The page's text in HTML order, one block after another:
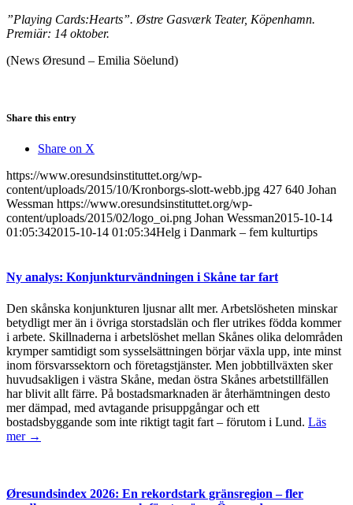
”Playing Cards:Hearts”. Østre Gasværk Teater, Köpenhamn.
Premiär: 14 oktober.
(News Øresund – Emilia Söelund)
Share this entry
Share on X
https://www.oresundsinstituttet.org/wp-
content/uploads/2015/10/Kronborgs-slott-webb.jpg 427 640 Johan
Wessman https://www.oresundsinstituttet.org/wp-
content/uploads/2015/02/logo_oi.png Johan Wessman2015-10-14
01:05:342015-10-14 01:05:34Helg i Danmark – fem kulturtips
Ny analys: Konjunkturvändningen i Skåne tar fart
Den skånska konjunkturen ljusnar allt mer. Arbetslösheten minskar
betydligt mer än i övriga storstadslän och fler utrikes födda kommer
i arbete. Skillnaderna i arbetslöshet mellan Skånes olika delområden
krymper samtidigt som sysselsättningen börjar växla upp, inte minst
inom försvarssektorn och företagstjänster. Men jobbtillväxten sker
huvudsakligen i västra Skåne, medan östra Skånes arbetstillfällen
har blivit allt färre. På bostadsmarknaden är återhämtningen desto
mer dämpad, med avtagande prisuppgångar och ett
bostadsbyggande som inte riktigt tagit fart – förutom i Lund. Läs
mer →
Øresundsindex 2026: En rekordstark gränsregion – fler